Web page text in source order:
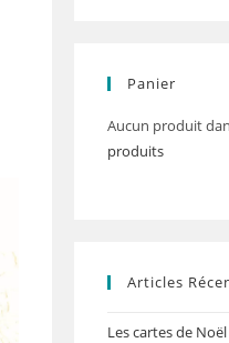
Panier
Aucun produit
produits
Articles
Les cartes de